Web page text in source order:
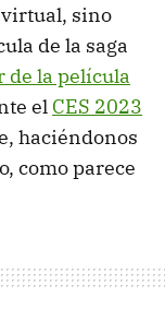
virtual, sino
de la saga
de la película
el CES 2023
haciéndonos
como parece